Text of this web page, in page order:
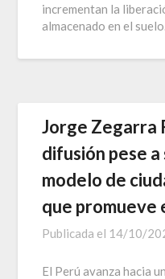
incrementan la
almacenado en el
Jorge Zegarra
difusión pese
modelo de
que promueve
Publicada el 14/10/
El Perú avanza hacia